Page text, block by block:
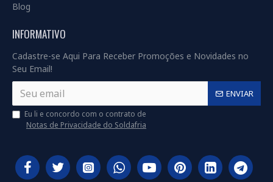
Blog
INFORMATIVO
Cadastre-se Aqui Para Receber Promoções e Novidades no
Seu Email!
ENVIAR
Eu li e concordo com o contrato de
Notas de Privacidade do Soldafria